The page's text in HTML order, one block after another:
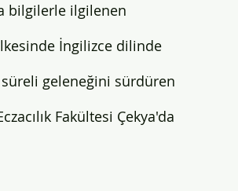
bilgilerle ilgilenen
İngilizce dilinde
süreli geleneğini sürdüren
Fakültesi Çekya'da